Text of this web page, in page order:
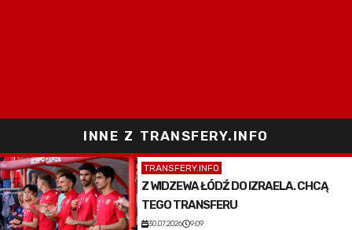
INNE Z TRANSFERY.INFO
TRANSFERY.INFO
Z WIDZEWA ŁÓDŹ DO IZRAELA. CHCĄ
TEGO TRANSFERU
30.07.2026 9:09